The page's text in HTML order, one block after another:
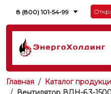
8 (800) 101-54-99
Главная Каталог